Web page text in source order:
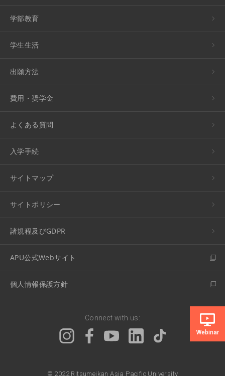
学部教育
学生生活
出願方法
費用・奨学金
よくある質問
入学手続
サイトマップ
サイトポリシー
諸規程及びGDPR
APU公式Webサイト
個人情報保護方針
Connect with us:
© 2022 Ritsumeikan Asia Pacific University
Webinar